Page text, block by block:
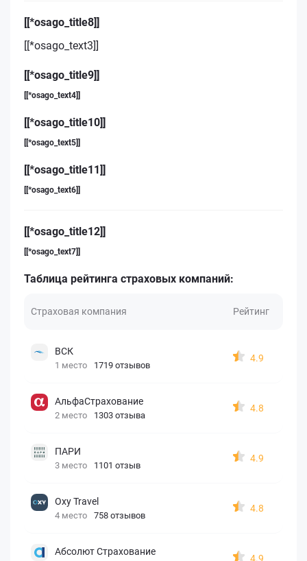
[[*osago_title8]]
[[*osago_text3]]
[[*osago_title9]]
[[*osago_text4]]
[[*osago_title10]]
[[*osago_text5]]
[[*osago_title11]]
[[*osago_text6]]
[[*osago_title12]]
[[*osago_text7]]
Таблица рейтинга страховых компаний:
Страховая компания Рейтинг
ВСК
1 место 1719 отзывов
4.9
АльфаСтрахование
2 место 1303 отзыва
4.8
ПАРИ
3 место 1101 отзыв
4.9
Oxy Travel
4 место 758 отзывов
4.8
Абсолют Страхование
4.9